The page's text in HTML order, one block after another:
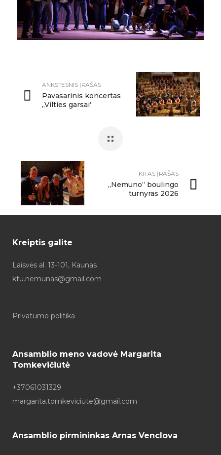
ANKSTESNIS ĮRAŠAS
Pavasarinis koncertas
„Vilties garsai“
KITAS ĮRAŠAS
„Nemuno“ boulingo
turnyras 2026
Kreiptis galite
Laisvės al. 13-101, Kaunas
ktu.nemunas@gmail.com
Privatumo politika
Ansamblio meno vadovė Margarita
Tomkevičiūtė
+37061031329
margarita.tomkeviciute@gmail.com
Ansamblio pirmininkas Arnas Venclova